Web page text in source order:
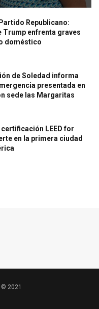
Republicano:
enfrenta graves
doméstico
de Soledad informa
presentada en
sede las Margaritas
LEED for
en la primera ciudad
© 2021